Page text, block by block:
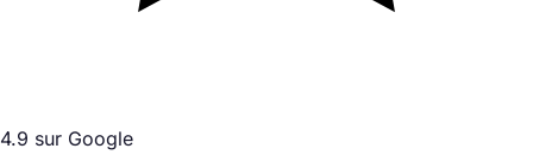
4.9 sur Google